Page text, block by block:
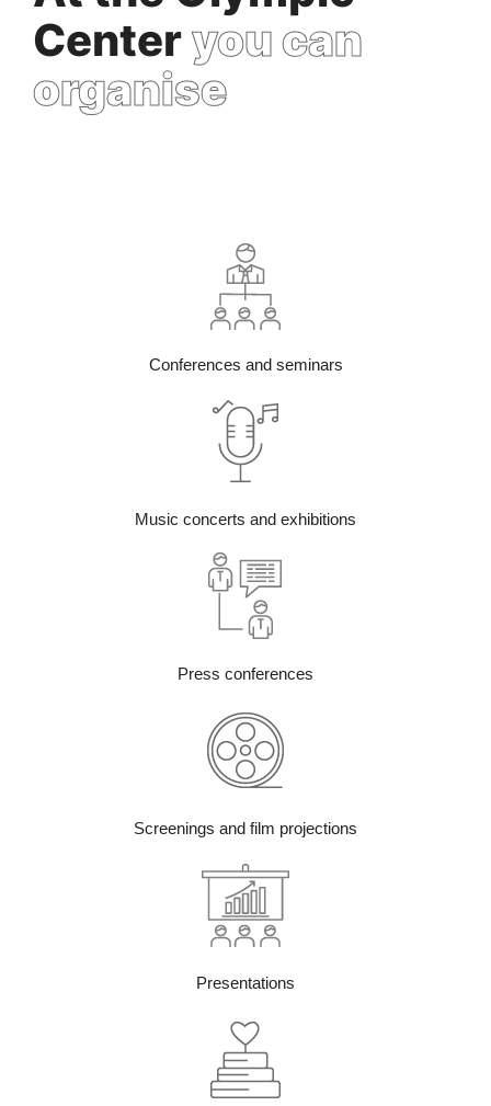
Centeryou can
organise
Conferences and seminars
Music concerts and exhibitions
Press conferences
Screenings and film projections
Presentations